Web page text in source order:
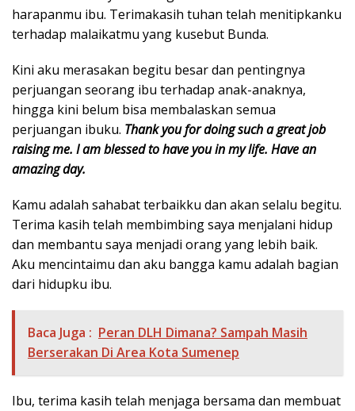
harapanmu ibu. Terimakasih tuhan telah menitipkanku
terhadap malaikatmu yang kusebut Bunda.
Kini aku merasakan begitu besar dan pentingnya
perjuangan seorang ibu terhadap anak-anaknya,
hingga kini belum bisa membalaskan semua
perjuangan ibuku. Thank you for doing such a great job
raising me. I am blessed to have you in my life. Have an
amazing day.
Kamu adalah sahabat terbaikku dan akan selalu begitu.
Terima kasih telah membimbing saya menjalani hidup
dan membantu saya menjadi orang yang lebih baik.
Aku mencintaimu dan aku bangga kamu adalah bagian
dari hidupku ibu.
Baca Juga : Peran DLH Dimana? Sampah Masih
Berserakan Di Area Kota Sumenep
Ibu, terima kasih telah menjaga bersama dan membuat